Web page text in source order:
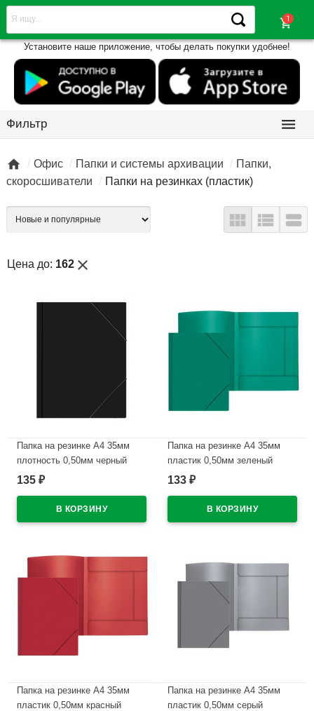
shopping_cart
Установите наше приложение, чтобы делать покупки удобнее!
Фильтр 
 Офис Папки и системы архивации
Папки,
скоросшиватели
Папки на резинках (пластик)
  
Цена до: 162 close
Папка на резинке А4 35мм
плотность 0,50мм черный
Attomex арт.3070404 (Ст.)
135 ₽
Папка на резинке А4 35мм
пластик 0,50мм зеленый
Attomex арт.3070401 (Ст.)
133 ₽
Папка на резинке А4 35мм
пластик 0,50мм красный
Папка на резинке А4 35мм
пластик 0,50мм серый